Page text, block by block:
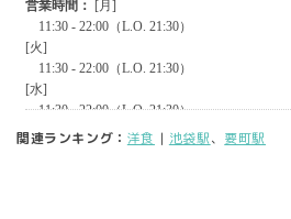
関連ランキング： 洋食 | 池袋駅、 要町駅